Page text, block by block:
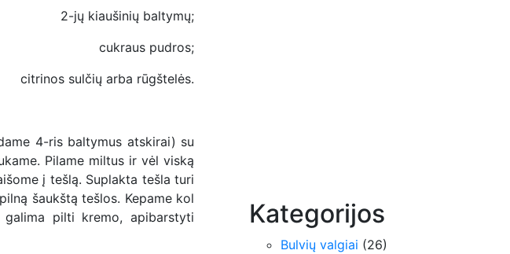
2-jų kiaušinių baltymų;
cukraus pudros;
citrinos sulčių arba rūgštelės.
4-ris baltymus atskirai) su
Pilame miltus ir vėl viską
į tešlą. Suplakta tešla turi
šaukštą tešlos. Kepame kol
pilti kremo, apibarstyti
Kategorijos
Bulvių valgiai (26)